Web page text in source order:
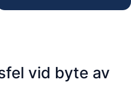
vid byte av